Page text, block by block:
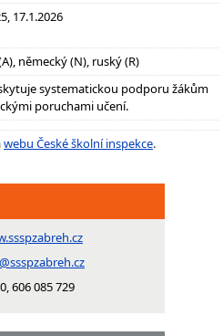
17.1.2026
německý (N), ruský (R)
systematickou podporu žákům
poruchami učení.
webu České školní inspekce.
606 085 729